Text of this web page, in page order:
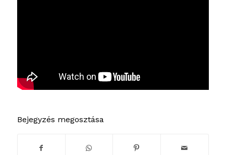
Bejegyzés megosztása